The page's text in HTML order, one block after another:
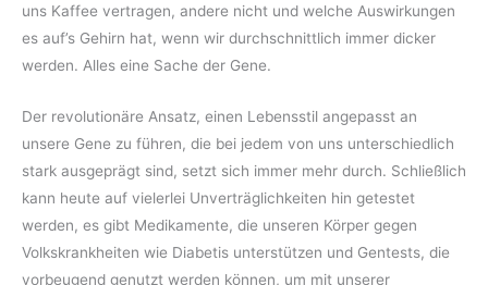
uns Kaffee vertragen, andere nicht und welche Auswirkungen
es auf’s Gehirn hat, wenn wir durchschnittlich immer dicker
werden. Alles eine Sache der Gene.
Der revolutionäre Ansatz, einen Lebensstil angepasst an
unsere Gene zu führen, die bei jedem von uns unterschiedlich
stark ausgeprägt sind, setzt sich immer mehr durch. Schließlich
kann heute auf vielerlei Unverträglichkeiten hin getestet
werden, es gibt Medikamente, die unseren Körper gegen
Volkskrankheiten wie Diabetis unterstützen und Gentests, die
vorbeugend genutzt werden können, um mit unserer